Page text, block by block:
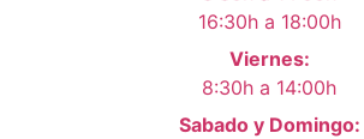
16:30h a 18:00h
Viernes:
8:30h a 14:00h
Sabado y Domingo: